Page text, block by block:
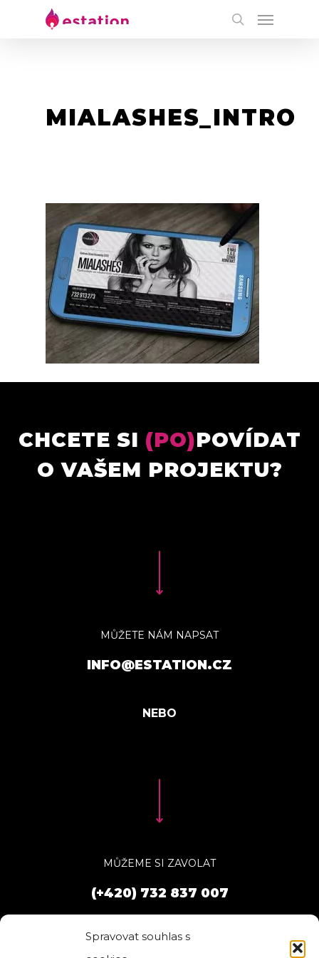
Spravovat souhlas s
MIALASHES_INTRO
CHCETE SI (PO)POVÍDAT
O VAŠEM PROJEKTU?
MŮŽETE NÁM NAPSAT
INFO@ESTATION.CZ
MŮŽEME SI ZAVOLAT
(+420) 732 837 007